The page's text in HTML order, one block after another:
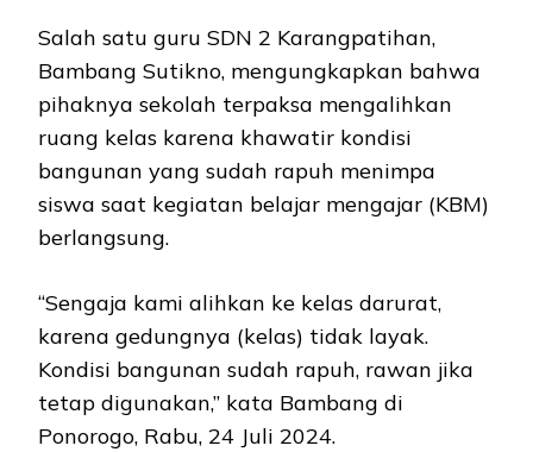
Salah satu guru SDN 2 Karangpatihan,
Bambang Sutikno, mengungkapkan bahwa
pihaknya sekolah terpaksa mengalihkan
ruang kelas karena khawatir kondisi
bangunan yang sudah rapuh menimpa
siswa saat kegiatan belajar mengajar (KBM)
berlangsung.
“Sengaja kami alihkan ke kelas darurat,
karena gedungnya (kelas) tidak layak.
Kondisi bangunan sudah rapuh, rawan jika
tetap digunakan,” kata Bambang di
Ponorogo, Rabu, 24 Juli 2024.